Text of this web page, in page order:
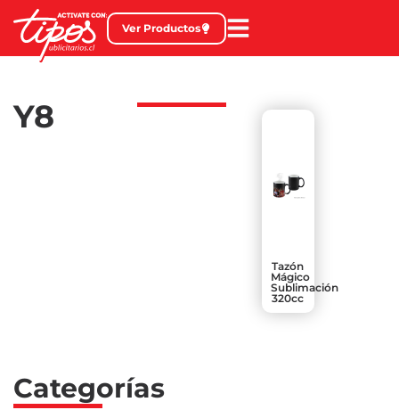
Ver Productos
Y8
Tazón
Mágico
Sublimación
320cc
Categorías